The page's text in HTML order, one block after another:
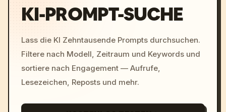
KI-PROMPT-SUCHE
Lass die KI Zehntausende Prompts durchsuchen.
Filtere nach Modell, Zeitraum und Keywords und
sortiere nach Engagement — Aufrufe,
Lesezeichen, Reposts und mehr.